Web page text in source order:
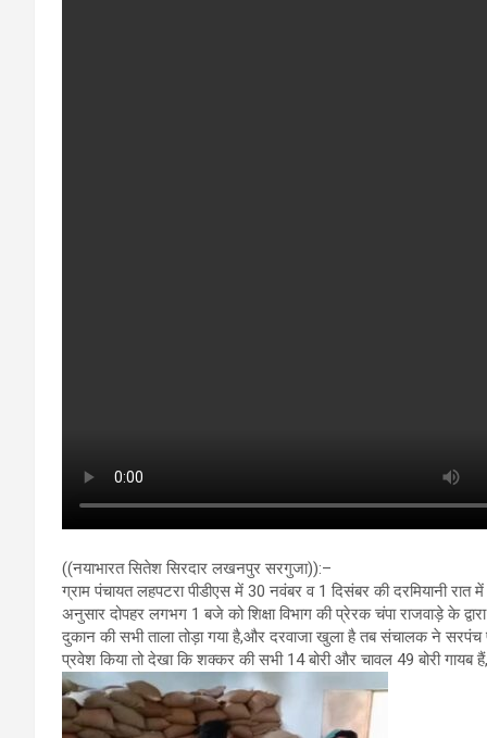
((नयाभारत सितेश सिरदार लखनपुर सरगुजा)):–
ग्राम पंचायत लहपटरा पीडीएस में 30 नवंबर व 1 दिसंबर की दरमियानी
अनुसार दोपहर लगभग 1 बजे को शिक्षा विभाग की प्रेरक चंपा राजवाड़े के
दुकान की सभी ताला तोड़ा गया है,और दरवाजा खुला है तब संचालक ने
प्रवेश किया तो देखा कि शक्कर की सभी 14 बोरी और चावल 49 बोरी